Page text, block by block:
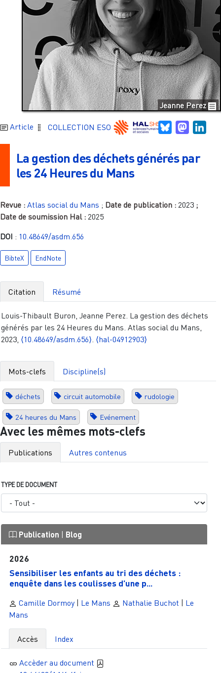
Jeanne Perez
Article COLLECTION ESO Bluesky
La gestion des déchets générés par
les 24 Heures du Mans
Revue : Atlas social du Mans ; Date de publication : 2023 ;
Date de soumission Hal : 2025
DOI : 10.48649/asdm.656
BibteX EndNote
Citation Résumé
Louis-Thibault Buron, Jeanne Perez. La gestion des déchets
générés par les 24 Heures du Mans. Atlas social du Mans,
2023, ⟨10.48649/asdm.656⟩ ⟨hal-04912903⟩
Mots-clefs Discipline(s)
déchets circuit automobile rudologie
24 heures du Mans Evénement
Avec les mêmes mots-clefs
Publications Autres contenus
TYPE DE DOCUMENT
Publication | Blog
2026
Sensibiliser les enfants au tri des déchets :
enquête dans les coulisses d’une p...
Camille Dormoy| Le Mans Nathalie Buchot
Le
Mans
Accès Index
Accèder au document